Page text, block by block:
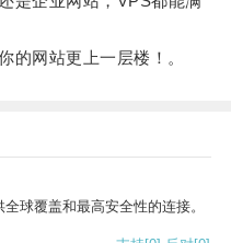
网站更上一层楼！。
球覆盖和最高安全性的连接。